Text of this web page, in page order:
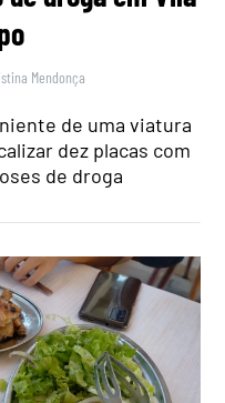
Mendonça
de uma viatura
dez placas com
de droga